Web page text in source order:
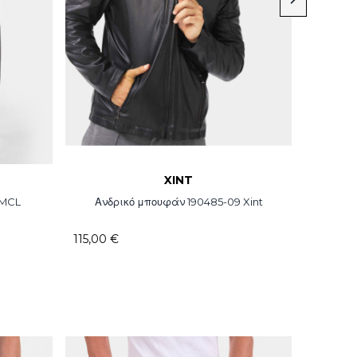
XINT
Ανδρικό μπουφάν 190485-09 Xint
115,00 €